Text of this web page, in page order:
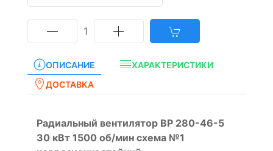
1
ОПИСАНИЕ
ХАРАКТЕРИСТИКИ
ДОСТАВКА
Радиальный вентилятор ВР 280-46-5
30 кВт 1500 об/мин схема №1